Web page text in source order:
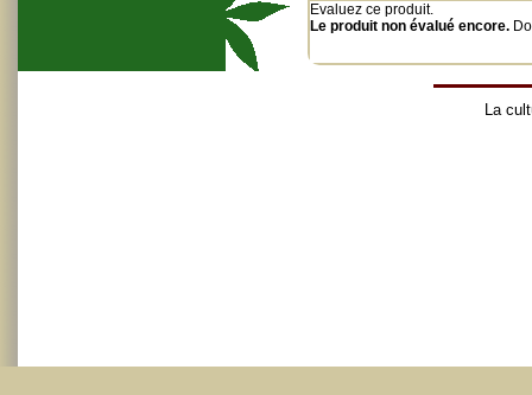
Evaluez ce produit.
Le produit non évalué encore.
La